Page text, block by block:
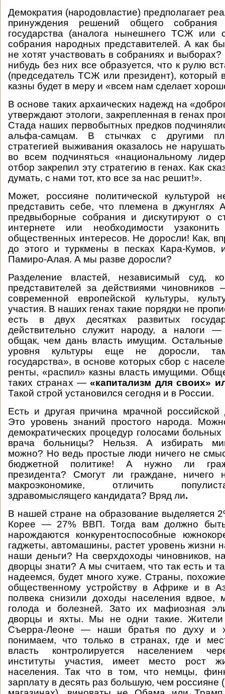
Демократия (народовластие) предполагает
принуждения решений общего собрания
государства (аналога нынешнего ТСЖ или
собрания народных представителей. А как
не хотят участвовать в собраниях и
нибудь без них все образуется, что к рулю
(председатель ТСЖ или президент), который
казны будет в меру и «всем нам сделает
В основе таких архаических надежд на
утверждают этологи, закрепленная в генах
Стада наших первобытных предков
альфа-самцам. В стычках с другими
стратегией выживания оказалось не
во всем подчиняться «национальному
отбор закрепил эту стратегию в генах. Как
думать, с нами тот, кто все за нас решит!».
Может, россияне политической культурой
представить себе, что племена в джунглях
предвыборные собрания и дискутируют о
интернете или необходимости
общественных интересов. Не доросли! Как,
до этого и туркмены в песках Кара-Кумов,
Памиро-Алая. А мы разве доросли?
Разделение властей, независимый суд,
представителей за действиями
современной европейской культуры,
участия. В наших генах такие порядки не
есть в двух десятках развитых
действительно служит народу, а налоги
общак, чем дань власть имущим. Остальные
уровня культуры еще не доросли, там
государства», в основе которых сбор с
ренты, «распил» казны власть имущими.
таких странах —«капитализм для своих»
Такой строй установился сегодня и в России.
Есть и другая причина мрачной российской
Это уровень знаний простого народа.
демократических процедур голосами больных
врача больницы? Нельзя. А избирать
можно? Но ведь простые люди ничего не
бюджетной политике! А нужно ли
президента? Смогут ли граждане,
макроэкономике, отличить
здравомыслящего кандидата? Вряд ли.
В нашей стране на образование
Корее — 27% ВВП. Тогда вам должно быть
нарождаются конкурентоспособные
гаджеты, автомашины, растет уровень жизни
наши деньги? На сверхдоходы чиновников,
дворцы знати? А мы считаем, что так есть и
надеемся, будет много хуже. Страны,
общественному устройству в Африке и в
полвека снизили доходы населения вдвое,
голода и болезней. Зато их мафиозная
дворцы и яхты. Мы не одни такие. Жители
Съерра-Леоне — наши братья по духу и
понимаем, что только в странах, где и
власть контролируется населением
институты участия, имеет место рост
населения. Так что в том, что немцы,
зарплату в десять раз большую, чем россияне